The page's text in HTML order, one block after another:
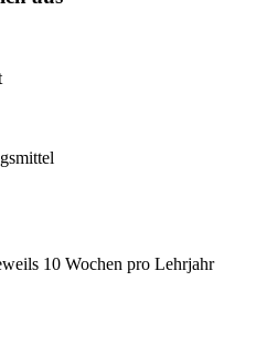
10 Wochen pro Lehrjahr